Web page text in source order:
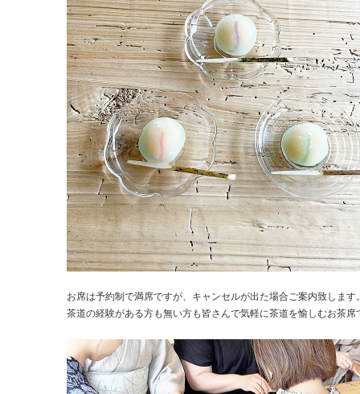
お席は予約制で満席ですが、キャンセルが出た場合ご案内致します
茶道の経験がある方も無い方も皆さんで気軽に茶道を愉しむお茶席